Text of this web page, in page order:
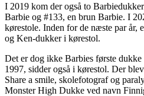
I 2019 kom der også to
Barbie og #133, en brun Barbie. I
kørestole. Inden for de næste par år,
og Ken-dukker i kørestol.
Det er dog ikke Barbies første
1997, sidder også i kørestol. Der
Share a smile, skolefotograf og
Monster High Dukke ved navn